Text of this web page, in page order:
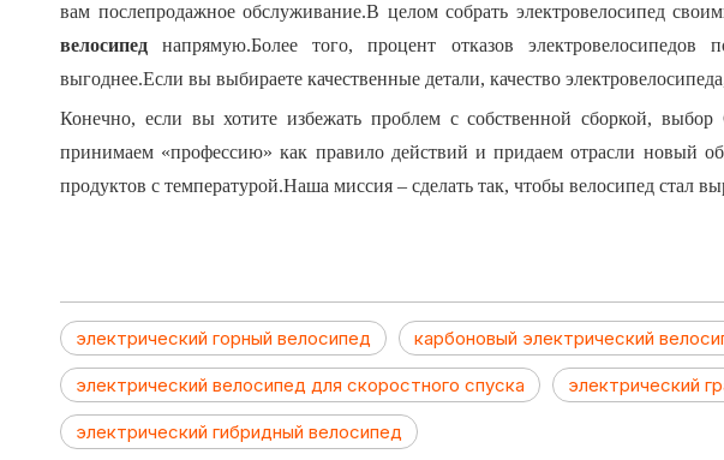
вам послепродажное обслуживание.В целом собрать электровелосипед
велосипеднапрямую.Более того, процент отказов электровелосипедов
выгоднее.Если вы выбираете качественные детали, качество
Конечно, если вы хотите избежать проблем с собственной сборкой,
принимаем «профессию» как правило действий и придаем отрасли новый
продуктов с температурой.Наша миссия – сделать так, чтобы велосипед стал
электрический горный велосипед карбоновый электрический
электрический велосипед для скоростного спуска электрический
электрический гибридный велосипед